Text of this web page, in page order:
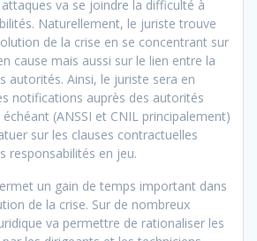
va se joindre la difficulté à
Naturellement, le juriste trouve
de la crise en se concentrant sur
cause mais aussi sur le lien entre la
autorités. Ainsi, le juriste sera en
notifications auprès des autorités
(ANSSI et CNIL principalement)
sur les clauses contractuelles
responsabilités en jeu.
un gain de temps important dans
de la crise. Sur de nombreux
va permettre de rationaliser les